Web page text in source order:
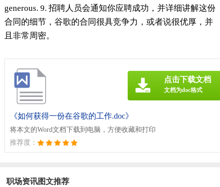
generous. 9. 招聘人员会通知你应聘成功，并详细讲解这份
合同的细节，谷歌的合同很具竞争力，或者说很优厚，并
且非常周密。
《如何获得一份在谷歌的工作.doc》
将本文的Word文档下载到电脑，方便收藏和打印
推荐度：
点击下载文档
文档为doc格式
职场资讯图文推荐